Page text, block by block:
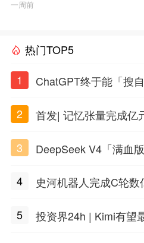
一周前
热门TOP5
1
ChatGPT终于能「搜
2
首发| 记忆张量完成亿
3
DeepSeek V4「满血
4
史河机器人完成C轮
5
投资界24h | Kimi有望